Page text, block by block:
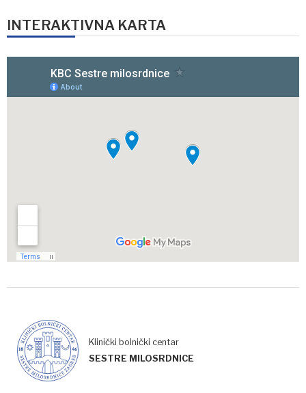
INTERAKTIVNA KARTA
Klinički bolnički centar
SESTRE MILOSRDNICE